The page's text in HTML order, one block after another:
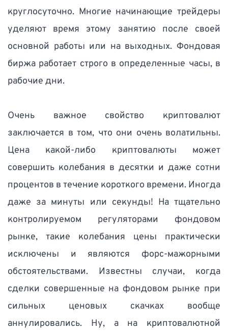
круглосуточно. Многие начинающие трейдеры
уделяют время этому занятию после своей
основной работы или на выходных. Фондовая
биржа работает строго в определенные часы, в
рабочие дни.
Очень важное свойство криптовалют
заключается в том, что они очень волатильны.
Цена какой-либо криптовалюты может
совершить колебания в десятки и даже сотни
процентов в течение короткого времени. Иногда
даже за минуты или секунды! На тщательно
контролируемом регуляторами фондовом
рынке, такие колебания цены практически
исключены и являются форс-мажорными
обстоятельствами. Известны случаи, когда
сделки совершенные на фондовом рынке при
сильных ценовых скачках вообще
аннулировались. Ну, а на криптовалютной